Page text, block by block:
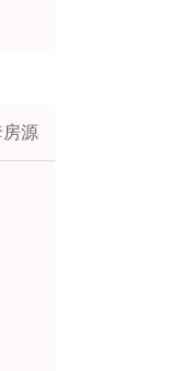
房源